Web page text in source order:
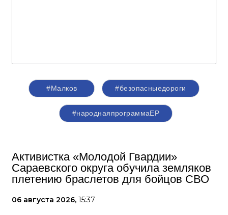
#Малков #безопасныедороги
#народнаяпрограммаЕР
Активистка «Молодой Гвардии»
Сараевского округа обучила земляков
плетению браслетов для бойцов СВО
06 августа 2026, 15:37